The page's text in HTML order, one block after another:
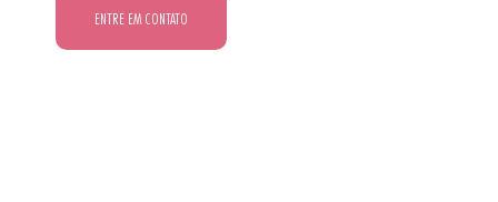
ENTRE EM CONTATO